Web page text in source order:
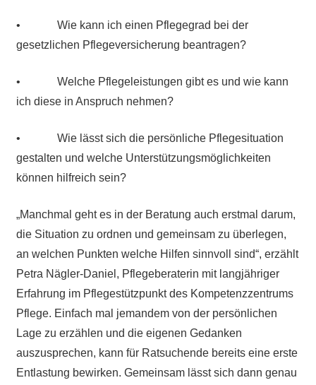
• Wie kann ich einen Pflegegrad bei der
gesetzlichen Pflegeversicherung beantragen?
• Welche Pflegeleistungen gibt es und wie kann
ich diese in Anspruch nehmen?
• Wie lässt sich die persönliche Pflegesituation
gestalten und welche Unterstützungsmöglichkeiten
können hilfreich sein?
„Manchmal geht es in der Beratung auch erstmal darum,
die Situation zu ordnen und gemeinsam zu überlegen,
an welchen Punkten welche Hilfen sinnvoll sind“, erzählt
Petra Nägler-Daniel, Pflegeberaterin mit langjähriger
Erfahrung im Pflegestützpunkt des Kompetenzzentrums
Pflege. Einfach mal jemandem von der persönlichen
Lage zu erzählen und die eigenen Gedanken
auszusprechen, kann für Ratsuchende bereits eine erste
Entlastung bewirken. Gemeinsam lässt sich dann genau